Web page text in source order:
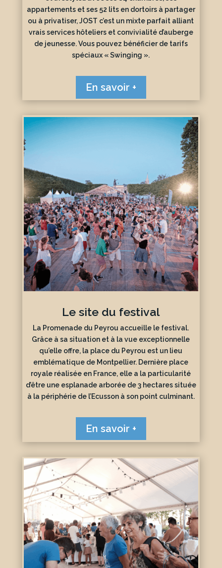
appartements et ses 52 lits en dortoirs à partager
ou à privatiser, JOST c’est un mixte parfait alliant
vrais services hôteliers et convivialité d’auberge
de jeunesse. Vous pouvez bénéficier de tarifs
spéciaux « Swinging ».
En savoir +
Le site du festival
La Promenade du Peyrou accueille le festival.
Grâce à sa situation et à la vue exceptionnelle
qu’elle offre, la place du Peyrou est un lieu
emblématique de Montpellier. Dernière place
royale réalisée en France, elle a la particularité
d’être une esplanade arborée de 3 hectares située
à la périphérie de l’Ecusson à son point culminant.
En savoir +